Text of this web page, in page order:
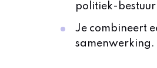
politiek-
Je combineert
samenwerking.